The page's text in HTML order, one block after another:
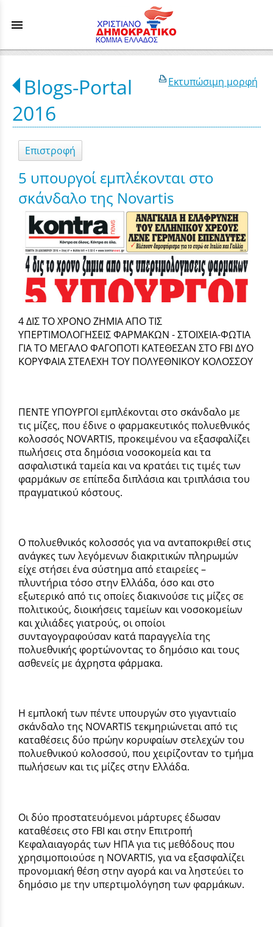
menu
Εκτυπώσιμη μορφή
Blogs-Portal
2016
Επιστροφή
5 υπουργοί εμπλέκονται στο
σκάνδαλο της Novartis
4 ΔΙΣ ΤΟ ΧΡΟΝΟ ΖΗΜΙΑ ΑΠΟ ΤΙΣ
ΥΠΕΡΤΙΜΟΛΟΓΗΣΕΙΣ ΦΑΡΜΑΚΩΝ - ΣΤΟΙΧΕΙΑ-ΦΩΤΙΑ
ΓΙΑ ΤΟ ΜΕΓΑΛΟ ΦΑΓΟΠΟΤΙ ΚΑΤΕΘΕΣΑΝ ΣΤΟ FBI ΔΥΟ
ΚΟΡΥΦΑΙΑ ΣΤΕΛΕΧΗ ΤΟΥ ΠΟΛΥΕΘΝΙΚΟΥ ΚΟΛΟΣΣΟΥ
ΠΕΝΤΕ ΥΠΟΥΡΓΟΙ εμπλέκονται στο σκάνδαλο με
τις μίζες, που έδινε ο φαρμακευτικός πολυεθνικός
κολοσσός NOVARTIS, προκειμένου να εξασφαλίζει
πωλήσεις στα δημόσια νοσοκομεία και τα
ασφαλιστικά ταμεία και να κρατάει τις τιμές των
φαρμάκων σε επίπεδα διπλάσια και τριπλάσια του
πραγματικού κόστους.
Ο πολυεθνικός κολοσσός για να ανταποκριθεί στις
ανάγκες των λεγόμενων διακριτικών πληρωμών
είχε στήσει ένα σύστημα από εταιρείες –
πλυντήρια τόσο στην Ελλάδα, όσο και στο
εξωτερικό από τις οποίες διακινούσε τις μίζες σε
πολιτικούς, διοικήσεις ταμείων και νοσοκομείων
και χιλιάδες γιατρούς, οι οποίοι
συνταγογραφούσαν κατά παραγγελία της
πολυεθνικής φορτώνοντας το δημόσιο και τους
ασθενείς με άχρηστα φάρμακα.
Η εμπλοκή των πέντε υπουργών στο γιγαντιαίο
σκάνδαλο της NOVARTIS τεκμηριώνεται από τις
καταθέσεις δύο πρώην κορυφαίων στελεχών του
πολυεθνικού κολοσσού, που χειρίζονταν το τμήμα
πωλήσεων και τις μίζες στην Ελλάδα.
Οι δύο προστατευόμενοι μάρτυρες έδωσαν
καταθέσεις στο FBI και στην Επιτροπή
Κεφαλαιαγοράς των ΗΠΑ για τις μεθόδους που
χρησιμοποιούσε η NOVARTIS, για να εξασφαλίζει
προνομιακή θέση στην αγορά και να ληστεύει το
δημόσιο με την υπερτιμολόγηση των φαρμάκων.